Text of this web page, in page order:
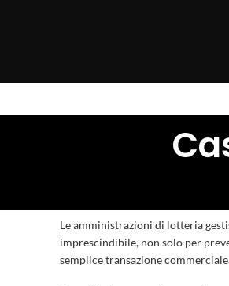
Le amministrazioni di lotteria
imprescindibile, non solo per
semplice transazione